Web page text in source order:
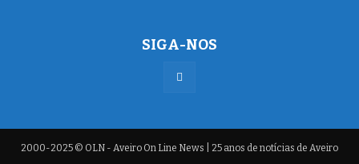
SIGA-NOS
2000-2025 © OLN - Aveiro On Line News | 25 anos de notícias de Aveiro